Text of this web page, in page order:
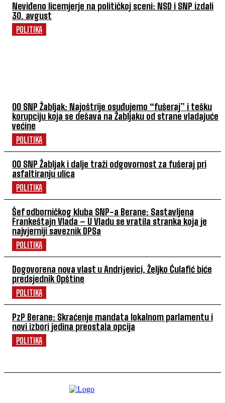
Neviđeno licemjerje na političkoj sceni: NSD i SNP izdali
30. avgust
POLITIKA
OO SNP Žabljak: Najoštrije osuđujemo “fušeraj” i tešku
korupciju koja se dešava na Žabljaku od strane vladajuće
većine
POLITIKA
OO SNP Žabljak i dalje traži odgovornost za fušeraj pri
asfaltiranju ulica
POLITIKA
Šef odborničkog kluba SNP-a Berane: Sastavljena
Frankeštajn Vlada – U Vladu se vratila stranka koja je
najvjerniji saveznik DPSa
POLITIKA
Dogovorena nova vlast u Andriјevici, Željko Ćulafić biće
predsjednik Opštine
POLITIKA
PzP Berane: Skraćenje mandata lokalnom parlamentu i
novi izbori jedina preostala opcija
POLITIKA